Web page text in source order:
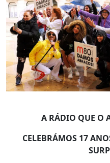
A RÁDIO QUE O
CELEBRÁMOS 17